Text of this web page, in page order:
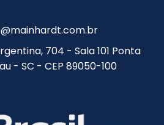
704 - Sala 101 Ponta
- SC - CEP 89050-100